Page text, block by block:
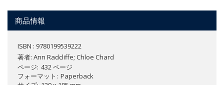
商品情報
ISBN : 9780199539222
著者: Ann Radcliffe; Chloe Chard
ページ 432 ページ
フォーマット
Paperback